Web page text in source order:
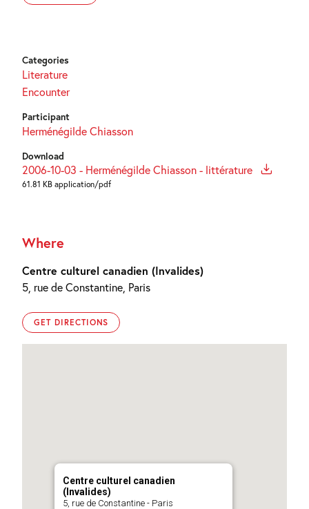
Categories
Literature
Encounter
Participant
Herménégilde Chiasson
Download
2006-10-03 - Herménégilde Chiasson - littérature
61.81 KB application/pdf
Where
Centre culturel canadien (Invalides)
5, rue de Constantine, Paris
GET DIRECTIONS
Centre culturel canadien
(Invalides)
5, rue de Constantine - Paris